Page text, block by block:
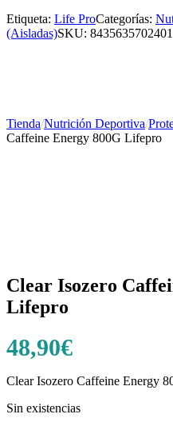
Etiqueta: Life ProCategorías:
(Aisladas)SKU: 8435635702401
Tienda/Nutrición Deportiva/
Caffeine Energy 800G Lifepro
Clear Isozero
Lifepro
48,90€
Clear Isozero Caffeine Energy
Sin existencias